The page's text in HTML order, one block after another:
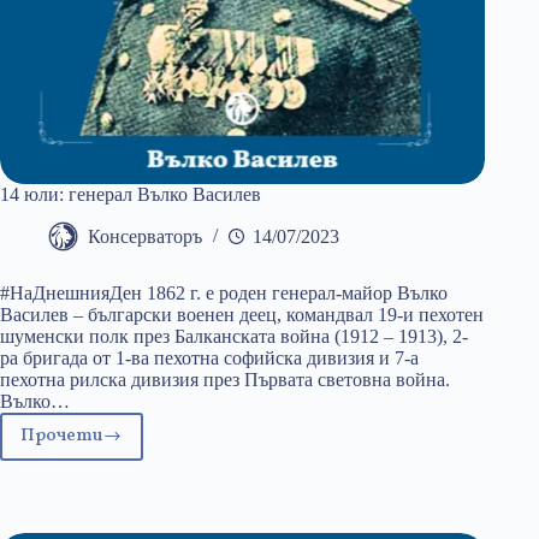
14 юли: генерал Вълко Василев
Консерваторъ 14/07/2023
#НаДнешнияДен 1862 г. е роден генерал-майор Вълко
Василев – български военен деец, командвал 19-и пехотен
шуменски полк през Балканската война (1912 – 1913), 2-
ра бригада от 1-ва пехотна софийска дивизия и 7-а
пехотна рилска дивизия през Първата световна война.
Вълко…
Прочети
14